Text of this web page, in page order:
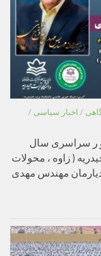
/ اخبار سیاسی /
ر سراسری سال
( زاوه ، محولات
مهندس مهدی